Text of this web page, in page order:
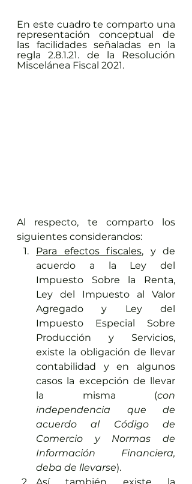
En este cuadro te comparto una
representación conceptual de
las facilidades señaladas en la
regla 2.8.1.21. de la Resolución
Miscelánea Fiscal 2021.
Al respecto, te comparto los
siguientes considerandos:
Para efectos fiscales, y de
acuerdo a la Ley del
Impuesto Sobre la Renta,
Ley del Impuesto al Valor
Agregado y Ley del
Impuesto Especial Sobre
Producción y Servicios,
existe la obligación de llevar
contabilidad y en algunos
casos la excepción de llevar
la misma (con
independencia que de
acuerdo al Código de
Comercio y Normas de
Información Financiera,
deba de llevarse).